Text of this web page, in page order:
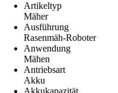
Artikeltyp
Mäher
Ausführung
Rasenmäh-Roboter
Anwendung
Mähen
Antriebsart
Akku
Akkukapazität